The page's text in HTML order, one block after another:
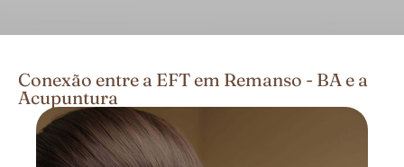
Conexão entre a EFT em Remanso - BA e a
Acupuntura